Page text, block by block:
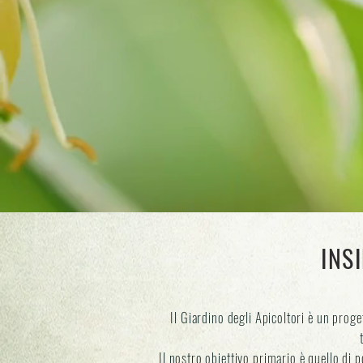
Il Giardino degli Apicoltori è un
Il nostro obiettivo primario è quello di